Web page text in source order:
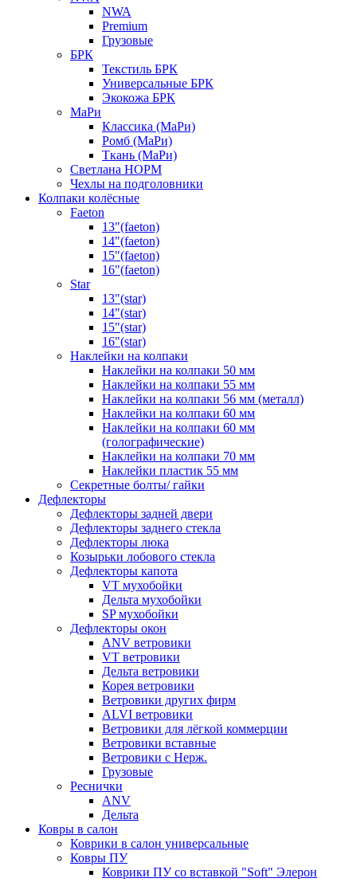
NWA
Premium
Грузовые
БРК
Текстиль БРК
Универсальные БРК
Экокожа БРК
МаРи
Классика (МаРи)
Ромб (МаРи)
Ткань (МаРи)
Светлана НОРМ
Чехлы на подголовники
Колпаки колёсные
Faeton
13"(faeton)
14"(faeton)
15"(faeton)
16"(faeton)
Star
13"(star)
14"(star)
15"(star)
16"(star)
Наклейки на колпаки
Наклейки на колпаки 50 мм
Наклейки на колпаки 55 мм
Наклейки на колпаки 56 мм (металл)
Наклейки на колпаки 60 мм
Наклейки на колпаки 60 мм
(голографические)
Наклейки на колпаки 70 мм
Наклейки пластик 55 мм
Секретные болты/ гайки
Дефлекторы
Дефлекторы задней двери
Дефлекторы заднего стекла
Дефлекторы люка
Козырьки лобового стекла
Дефлекторы капота
VT мухобойки
Дельта мухобойки
SP мухобойки
Дефлекторы окон
ANV ветровики
VT ветровики
Дельта ветровики
Корея ветровики
Ветровики других фирм
ALVI ветровики
Ветровики для лёгкой коммерции
Ветровики вставные
Ветровики с Нерж.
Грузовые
Реснички
ANV
Дельта
Ковры в салон
Коврики в салон универсальные
Ковры ПУ
Коврики ПУ со вставкой "Soft" Элерон